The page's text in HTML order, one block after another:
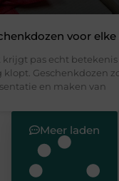
voor
krijgt pas echt
Geschenkdozen
en maken van
Meer laden